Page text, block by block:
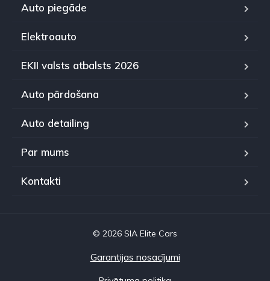
Auto piegāde
Elektroauto
EKII valsts atbalsts 2026
Auto pārdošana
Auto detailing
Par mums
Kontakti
© 2026 SIA Elite Cars
Garantijas nosacījumi